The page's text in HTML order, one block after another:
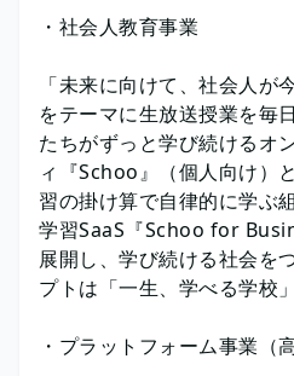
・社会人教育事業
「未来に向けて、社会人が
をテーマに生放送授業を毎
たちがずっと学び続けるオ
ィ『Schoo』（個人向け）
習の掛け算で自律的に学ぶ
学習SaaS『Schoo for
展開し、学び続ける社会を
プトは「一生、学べる学校」
・プラットフォーム事業（